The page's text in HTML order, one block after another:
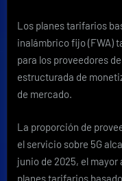
Los planes tarifarios
inalámbrico fijo (FWA)
para los proveedores
estructurada de
de mercado.
La proporción de
el servicio sobre 5G
junio de 2025, el
planes tarifarios